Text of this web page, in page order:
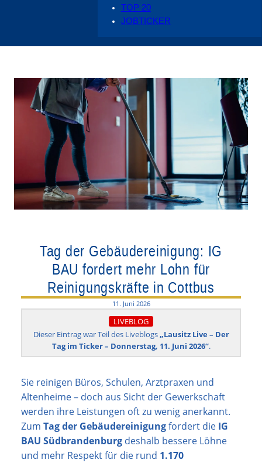
TOP 20
JOBTICKER
Tag der Gebäudereinigung: IG
BAU fordert mehr Lohn für
Reinigungskräfte in Cottbus
11. Juni 2026
LIVEBLOG
Dieser Eintrag war Teil des Liveblogs„Lausitz Live – Der
Tag im Ticker – Donnerstag, 11. Juni 2026“.
Sie reinigen Büros, Schulen, Arztpraxen und
Altenheime – doch aus Sicht der Gewerkschaft
werden ihre Leistungen oft zu wenig anerkannt.
Zum Tag der Gebäudereinigungfordert die IG
BAU Südbrandenburg deshalb bessere Löhne
und mehr Respekt für die rund 1.170